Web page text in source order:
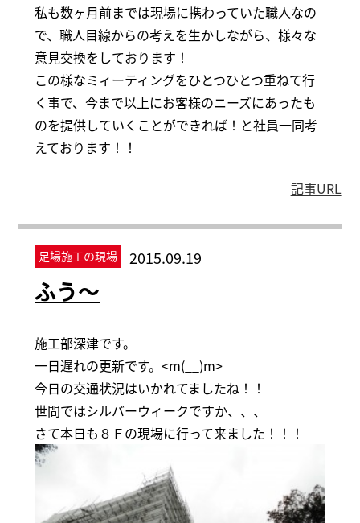
私も数ヶ月前までは現場に携わっていた職人なの
で、職人目線からの考えを生かしながら、様々な
意見交換をしております！
この様なミィーティングをひとつひとつ重ねて行
く事で、今まで以上にお客様のニーズにあったも
のを提供していくことができれば！と社員一同考
えております！！
記事URL
足場施工の現場 2015.09.19
ふう～
施工部深津です。
一日遅れの更新です。<m(__)m>
今日の交通状況はいかれてましたね！！
世間ではシルバーウィークですか、、、
さて本日も８Ｆの現場に行って来ました！！！